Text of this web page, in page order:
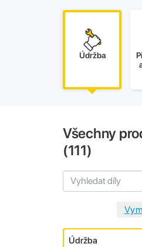
Údržba
Všechny
(111)
Údržba